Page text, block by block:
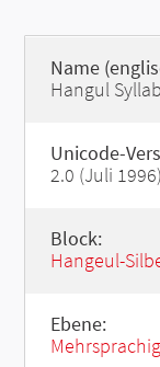
Name
Hangul
Unicode-
2.0 (Juli 1996)
Block:
Hangeul-
Ebene: